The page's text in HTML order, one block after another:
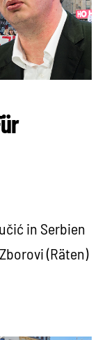
in Serbien
(Räten)